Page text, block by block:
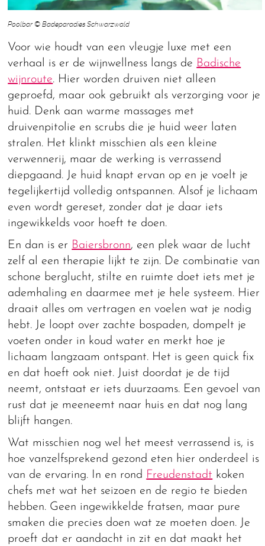
Poolbar © Badeparadies Schwarzwald
Voor wie houdt van een vleugje luxe met een
verhaal is er de wijnwellness langs de Badische
wijnroute. Hier worden druiven niet alleen
geproefd, maar ook gebruikt als verzorging voor je
huid. Denk aan warme massages met
druivenpitolie en scrubs die je huid weer laten
stralen. Het klinkt misschien als een kleine
verwennerij, maar de werking is verrassend
diepgaand. Je huid knapt ervan op en je voelt je
tegelijkertijd volledig ontspannen. Alsof je lichaam
even wordt gereset, zonder dat je daar iets
ingewikkelds voor hoeft te doen.
En dan is er Baiersbronn, een plek waar de lucht
zelf al een therapie lijkt te zijn. De combinatie van
schone berglucht, stilte en ruimte doet iets met je
ademhaling en daarmee met je hele systeem. Hier
draait alles om vertragen en voelen wat je nodig
hebt. Je loopt over zachte bospaden, dompelt je
voeten onder in koud water en merkt hoe je
lichaam langzaam ontspant. Het is geen quick fix
en dat hoeft ook niet. Juist doordat je de tijd
neemt, ontstaat er iets duurzaams. Een gevoel van
rust dat je meeneemt naar huis en dat nog lang
blijft hangen.
Wat misschien nog wel het meest verrassend is, is
hoe vanzelfsprekend gezond eten hier onderdeel is
van de ervaring. In en rond Freudenstadt koken
chefs met wat het seizoen en de regio te bieden
hebben. Geen ingewikkelde fratsen, maar pure
smaken die precies doen wat ze moeten doen. Je
proeft dat er aandacht in zit en dat maakt het